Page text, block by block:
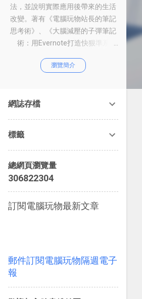
法，並說明實際應用後帶來的生活
改變。著有《電腦玩物站長的筆記
思考術》、《大腦減壓的子彈筆記
術：用Evernote打造快狠準系
作術：從職場到人生的100個聰明
瀏覽簡介
網誌存檔
標籤
總網頁瀏覽量
306822304
訂閱電腦玩物最新文章
郵件訂閱電腦玩物隔週電子
報